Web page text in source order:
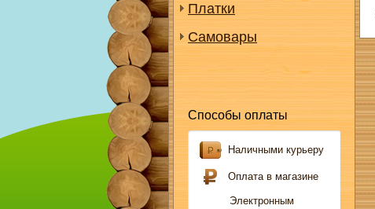
Платки
Самовары
Способы оплаты
Наличными курьеру
Оплата в магазине
Электронным